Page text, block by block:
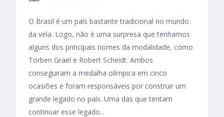
O Brasil é um país bastante tradicional no mundo
da vela. Logo, não é uma surpresa que tenhamos
alguns dos principais nomes da modalidade, como
Torben Grael e Robert Scheidt. Ambos
conseguiram a medalha olímpica em cinco
ocasiões e foram responsáveis por construir um
grande legado no país. Uma das que tentam
continuar esse legado...